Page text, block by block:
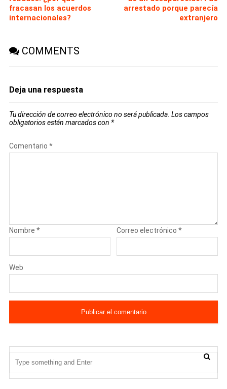
fracasan los acuerdos
internacionales?
arrestado porque parecía
extranjero
COMMENTS
Deja una respuesta
Tu dirección de correo electrónico no será publicada. Los campos
obligatorios están marcados con *
Comentario *
Nombre * Correo electrónico*
Web